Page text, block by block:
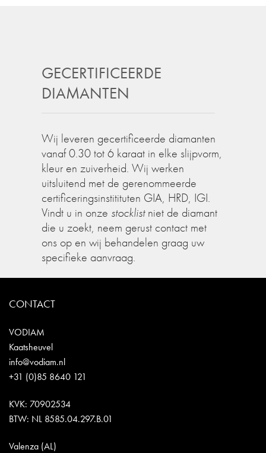
GECERTIFICEERDE
DIAMANTEN
Wij leveren gecertificeerde diamanten
vanaf 0.30 tot 6 karaat in elke slijpvorm,
kleur en zuiverheid. Wij werken
uitsluitend met de gerenommeerde
certificeringsinstitituten GIA, HRD, IGI.
Vindt u in onze stocklistniet de diamant
die u zoekt, neem gerust contact met
ons op en wij behandelen graag uw
specifieke aanvraag.
CONTACT
VODIAM
Kaatsheuvel
info@vodiam.nl
+31 (0)85 8640 121
KVK: 70902534
BTW: NL 8585.04.297.B.01
Valenza (AL)